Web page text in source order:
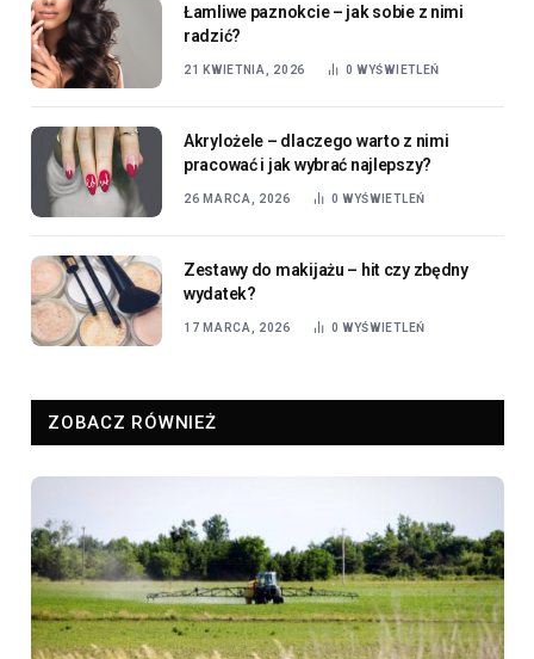
Łamliwe paznokcie – jak sobie z nimi
radzić?
21 KWIETNIA, 2026 0WYŚWIETLEŃ
Akrylożele – dlaczego warto z nimi
pracować i jak wybrać najlepszy?
26 MARCA, 2026 0 WYŚWIETLEŃ
Zestawy do makijażu – hit czy zbędny
wydatek?
17 MARCA, 2026 0 WYŚWIETLEŃ
ZOBACZ RÓWNIEŻ